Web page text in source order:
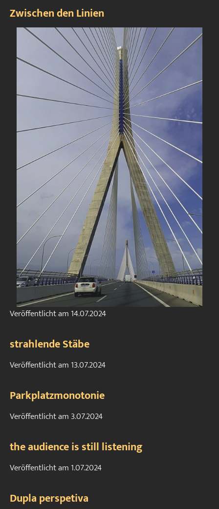
Zwischen den Linien
Veröffentlicht am 14.07.2024
strahlende Stäbe
Veröffentlicht am 13.07.2024
Parkplatzmonotonie
Veröffentlicht am3.07.2024
the audience is still listening
Veröffentlicht am 1.07.2024
Dupla perspetiva